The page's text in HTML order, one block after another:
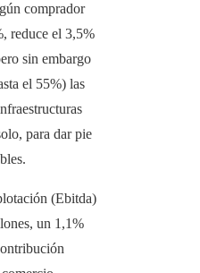
comprador
reduce el 3,5%
sin embargo
el 55%) las
para dar pie
(Ebitda)
un 1,1%